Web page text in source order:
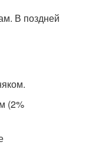
В поздней
(2%